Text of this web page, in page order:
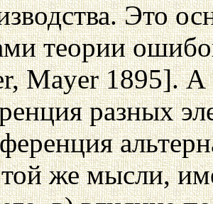
Это
теории
Mayer 1895]. А
разных
же мысли,